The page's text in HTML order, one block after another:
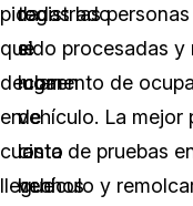
pida
que
declaren
en
cuanto
llegue
registrado
el
lugar
de
los
hechos
todas las
sido procesadas y
momento de
vehículo. La
cinta de pruebas
vehículo y